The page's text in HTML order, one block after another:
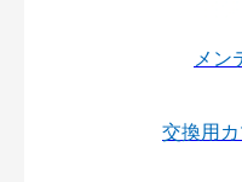
メン
交換用